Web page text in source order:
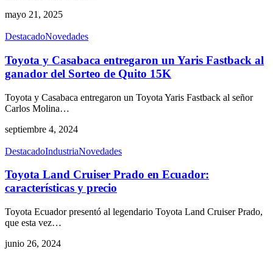
mayo 21, 2025
DestacadoNovedades
Toyota y Casabaca entregaron un Yaris Fastback al
ganador del Sorteo de Quito 15K
Toyota y Casabaca entregaron un Toyota Yaris Fastback al señor
Carlos Molina…
septiembre 4, 2024
DestacadoIndustriaNovedades
Toyota Land Cruiser Prado en Ecuador:
características y precio
Toyota Ecuador presentó al legendario Toyota Land Cruiser Prado,
que esta vez…
junio 26, 2024